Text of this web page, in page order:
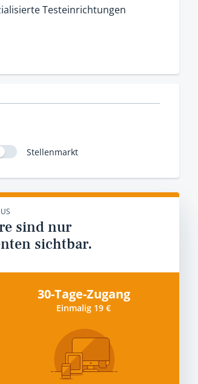
Testeinrichtungen
Stellenmarkt
sind nur
sichtbar.
30-Tage-Zugang
Einmalig 19 €